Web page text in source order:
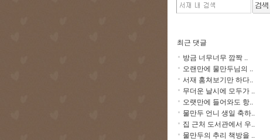
최근 댓글
방금 너무너무 깜짝 ..
오랜만에 물만두님의 ..
서재 훔쳐보기만 하다..
무더운 날시에 모두가 ..
오랫만에 들어와도 항..
물만두 언니 생일 축하..
집 근처 도서관에서 우..
물만두의 추리 책방을 ..